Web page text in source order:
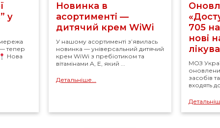
у
тепер
Нова
Новинка в
асортименті —
дитячий крем WiWi
У нашому асортименті з’явилась
новинка — універсальний дитячий
крем WiWi з пребіотиком та
вітамінами A, E, який ...
Детальніше...
705
нові
МОЗ
засобів
входять